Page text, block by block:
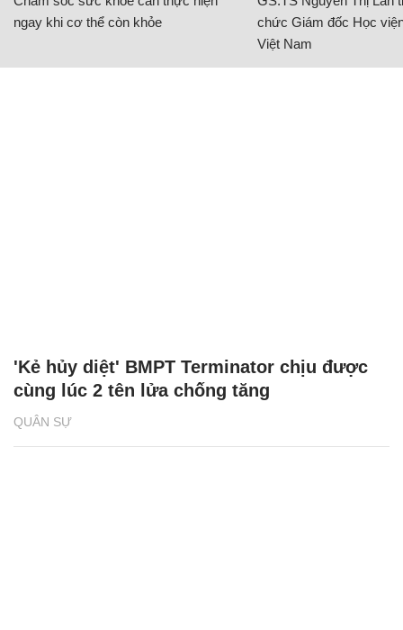
ngay khi cơ thể còn khỏe
chức Giám đốc Học
Việt Nam
QUÂN SỰ
'Kẻ hủy diệt' BMPT Terminator chịu được
cùng lúc 2 tên lửa chống tăng